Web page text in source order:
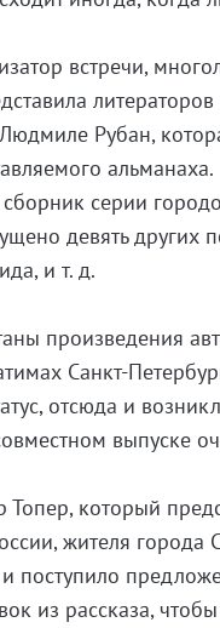
встречи,
Рубан,
альманаха.
сборник серии
девять
и т. д.
произведения
Санкт-
отсюда и
выпуске
который
жителя города
поступило
из рассказа,